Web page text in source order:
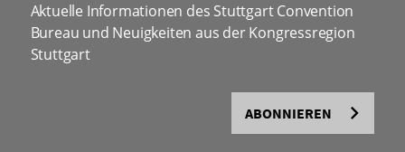
Aktuelle Informationen des Stuttgart Convention
Bureau und Neuigkeiten aus der Kongressregion
Stuttgart
ABONNIEREN